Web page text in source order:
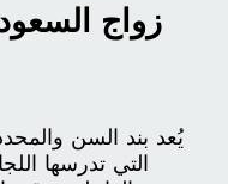
زواج
يُعد بند السن
التي تدرسها